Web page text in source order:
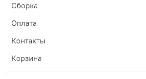
Сборка
Оплата
Контакты
Корзина